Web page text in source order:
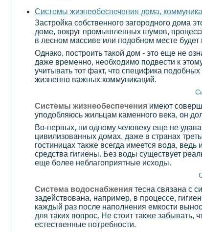
Системы жизнеобеспечения дома,
Застройка собственного загородного дома
доме, вокруг промышленных шумов,
в лесном массиве или подобном месте будет
Однако, построить такой дом - это еще не
даже временно, необходимо подвести к
учитывать тот факт, что специфика
жизненно важных коммуникаций.
Системы жизнеобеспечения имеют
уподобляюсь жильцам каменного века, он
Во-первых, ни одному человеку еще не
цивилизованных домах, даже в странах
гостиницах также всегда имеется вода,
средства гигиены. Без воды существует
еще более неблагоприятные исходы.
Система водоснабжения тесна связана с
задействована, например, в процессе,
каждый раз после наполнения емкости
для таких вопрос. Не стоит также забывать,
естественные потребности.